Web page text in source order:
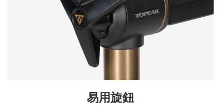
易用旋鈕